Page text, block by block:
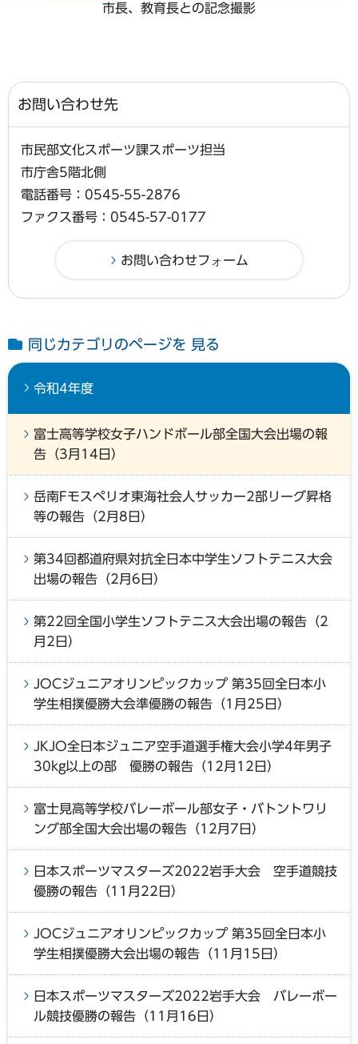
市長、教育長との記念撮影
お問い合わせ先
市民部文化スポーツ課スポーツ担当
市庁舎5階北側
電話番号：0545-55-2876
ファクス番号：0545-57-0177
同じカテゴリのページを 見る
令和4年度
富士高等学校女子ハンドボール部全国大会出場の報
告（3月14日）
岳南Fモスペリオ東海社会人サッカー2部リーグ昇格
等の報告（2月8日）
第34回都道府県対抗全日本中学生ソフトテニス大会
出場の報告（2月6日）
第22回全国小学生ソフトテニス大会出場の報告（2
月2日）
JOCジュニアオリンピックカップ 第35回全日本小
学生相撲優勝大会準優勝の報告（1月25日）
JKJO全日本ジュニア空手道選手権大会小学4年男子
30kg以上の部 優勝の報告（12月12日）
富士見高等学校バレーボール部女子・バトントワリ
ング部全国大会出場の報告（12月7日）
日本スポーツマスターズ2022岩手大会 空手道競技
優勝の報告（11月22日）
JOCジュニアオリンピックカップ 第35回全日本小
学生相撲優勝大会出場の報告（11月15日）
日本スポーツマスターズ2022岩手大会 バレーボー
ル競技優勝の報告（11月16日）